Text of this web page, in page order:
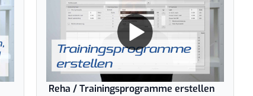
Reha / Trainingsprogramme erstellen